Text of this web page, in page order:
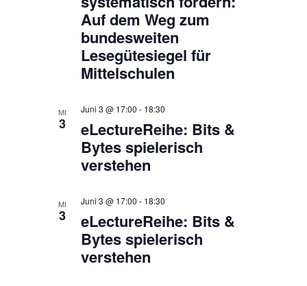
Auf dem Weg zum
bundesweiten
Lesegütesiegel für
Mittelschulen​
MI
3
Juni 3 @ 17:00 - 18:30
eLectureReihe: Bits &
Bytes spielerisch
verstehen
MI
3
Juni 3 @ 17:00 - 18:30
eLectureReihe: Bits &
Bytes spielerisch
verstehen